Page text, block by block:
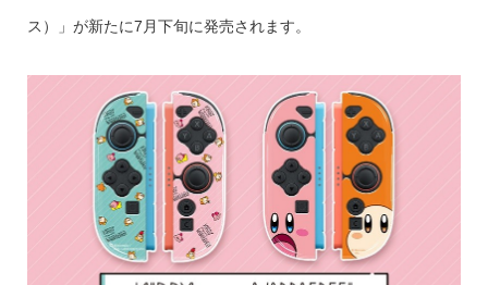
ス）」が新たに7月下旬に発売されます。